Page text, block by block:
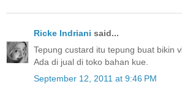
Ricke Indriani said...
Tepung custard itu tepung buat bikin
Ada di jual di toko bahan kue.
September 12, 2011 at 9:46 PM